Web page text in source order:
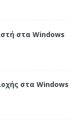
στα Windows
στα Windows